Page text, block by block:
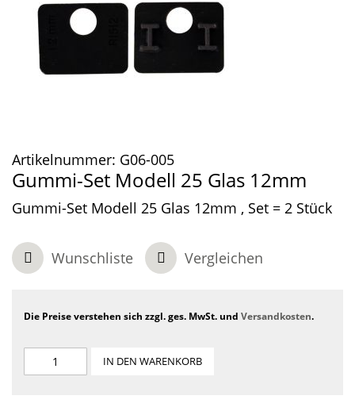
Artikelnummer: G06-005
Gummi-Set Modell 25 Glas 12mm
Gummi-Set Modell 25 Glas 12mm , Set = 2 Stück
Wunschliste Vergleichen
Die Preise verstehen sich zzgl. ges. MwSt. und Versandkosten.
IN DEN WARENKORB